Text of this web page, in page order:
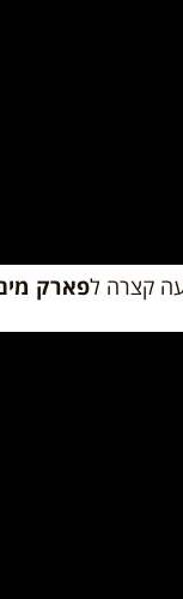
קצרה לפארק